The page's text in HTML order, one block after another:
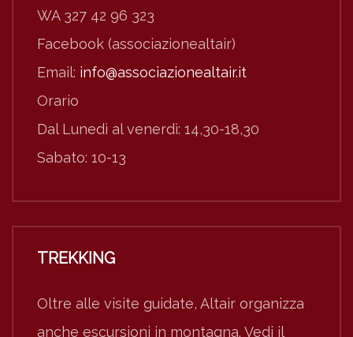
WA 327 42 96 323
Facebook (associazionealtair)
Email: info@associazionealtair.it
Orario
Dal Lunedì al venerdì: 14,30-18,30
Sabato: 10-13
TREKKING
Oltre alle visite guidate, Altair organizza
anche escursioni in montagna. Vedi il